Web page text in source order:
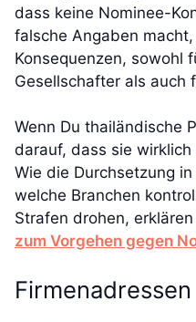
dass keine Nominee-
falsche Angaben
Konsequenzen, sowohl
Gesellschafter als auch
Wenn Du thailändische
darauf, dass sie
Wie die Durchsetzung
welche Branchen
Strafen drohen,
zum Vorgehen gegen
Firmenadressen